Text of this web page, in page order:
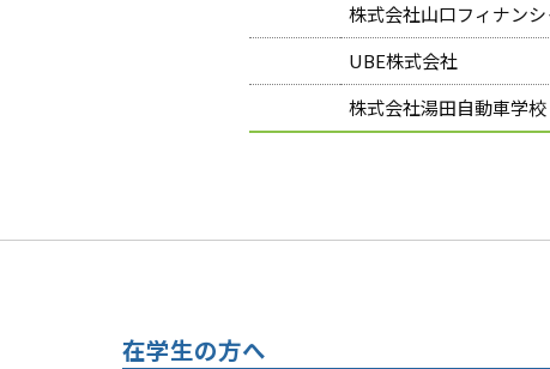
株式会社山口フィナン
UBE株式会社
株式会社湯田自動車学校
在学生の方へ